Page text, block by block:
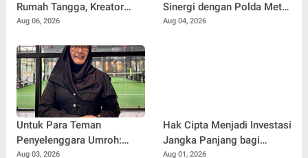
Rumah Tangga, Kreator
Kocak yang Jago Bikin
Hiburan
Aug 06, 2026
Sinergi dengan Polda Metro
Jaya, Tegaskan Komitmen
Aug 04, 2026
Untuk Para Teman
Penyelenggara Umroh:
Jangan Sampai Tertipu
Aug 03, 2026
Hak Cipta Menjadi Investasi
Jangka Panjang bagi
Penulis Buku
Aug 01, 2026